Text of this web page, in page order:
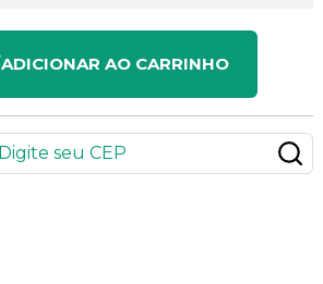
ADICIONAR AO CARRINHO